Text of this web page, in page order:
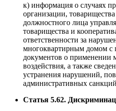
к) информация о случаях
организации,
должностного лица
товарищества и
ответственности за
многоквартирным домом с
документов о применении
воздействия, а также
устранения нарушений,
административных
Статья 5.62.